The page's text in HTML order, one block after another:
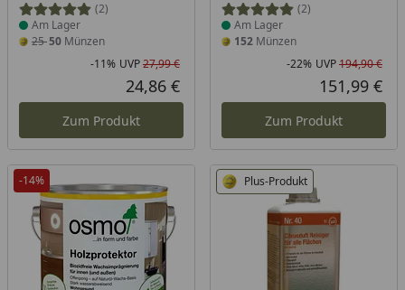
(2)
Am Lager
2550 Münzen
Rabatt in Prozent
-11%
Ursprünglicher Preis
UVP27,99 €
Aktueller Preis
24,86 €
Zum Produkt
(2)
Am Lager
152Münzen
-22% UVP194,90 €
151,99 €
Zum Produkt
-14% Plus-Produkt